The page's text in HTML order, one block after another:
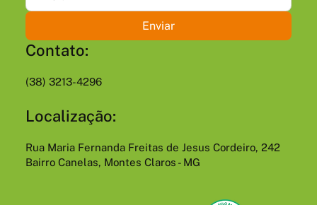
Enviar
Contato:
(38) 3213-4296
Localização:
Rua Maria Fernanda Freitas de Jesus Cordeiro, 242
Bairro Canelas, Montes Claros - MG